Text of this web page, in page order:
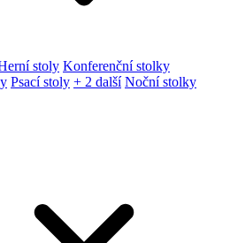
stoly Konferenční stolky
Psací stoly + 2 další Noční stolky